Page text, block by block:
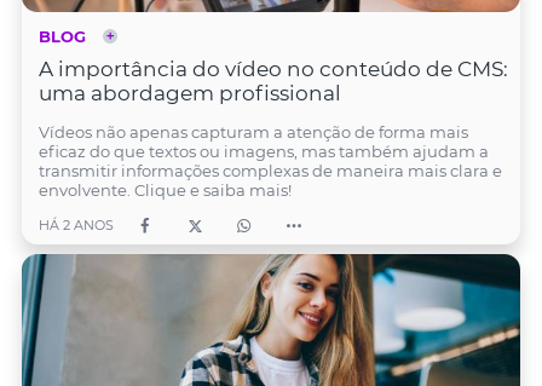
BLOG
A importância do vídeo no conteúdo de CMS:
uma abordagem profissional
Vídeos não apenas capturam a atenção de forma mais
eficaz do que textos ou imagens, mas também ajudam a
transmitir informações complexas de maneira mais clara e
envolvente. Clique e saiba mais!
HÁ 2 ANOS